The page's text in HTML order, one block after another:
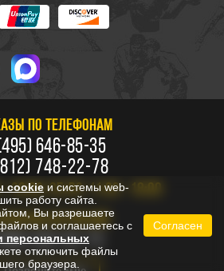
ПО ТЕЛЕФОНАМ
646-85-35
748-22-78
20:00, СБ-ВС: 11:00 - 18:00
ПО РОССИИ
333-53-73
cookie и системы web-
работу сайта.
Вы разрешаете
и соглашаетесь с
персональных
отключить файлы
браузера.
Согласен